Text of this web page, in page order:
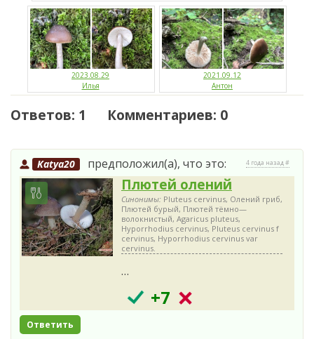
2023.08.29
Илья
2021.09.12
Антон
Ответов: 1 Комментариев: 0
Katya20 предположил(а), что это: 4 года назад #
Плютей олений
Синонимы: Pluteus cervinus, Олений гриб,
Плютей бурый, Плютей тёмно—
волокнистый, Agaricus pluteus,
Hyporrhodius cervinus, Pluteus cervinus f
cervinus, Hyporrhodius cervinus var
cervinus.
…
+7
Ответить